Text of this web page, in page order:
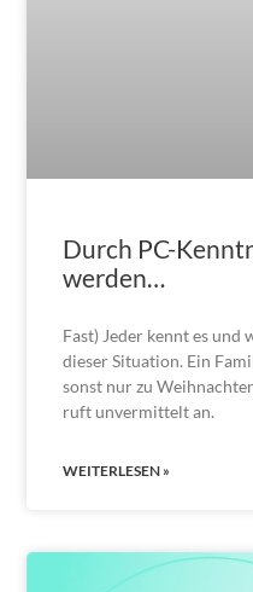
Durch PC-
werden…
Fast) Jeder kennt es
dieser Situation. Ein
sonst nur zu
ruft unvermittelt an.
WEITERLESEN »